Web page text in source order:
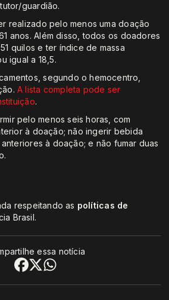
guardião.
realizado pelo menos uma doação
anos. Além disso, todos os doadores
quilos e ter índice de massa
igual a 18,5.
segundo o hemocentro,
A lista completa pode ser
.
pelo menos seis horas, com
à doação; não ingerir bebida
à doação; e não fumar duas
respeitando as políticas de
Brasil.
essa notícia